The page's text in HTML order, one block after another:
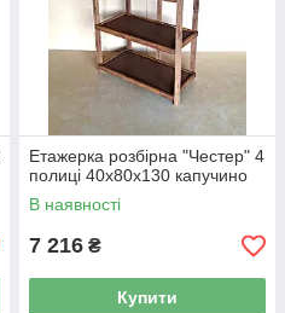
Етажерка розбірна "Честер" 4
полиці 40х80х130 капучино
В наявності
7 216 ₴
Купити